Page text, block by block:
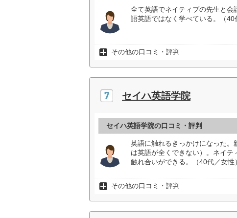
全て英語でネイティブの先生と
語英語ではなく学べている。（40
その他の口コミ・評判
セイハ英語学院
セイハ英語学院の口コミ・評判
英語に触れるきっかけになった
は英語が全くできない）。ネイ
触れ合いができる。（40代／女性）
その他の口コミ・評判